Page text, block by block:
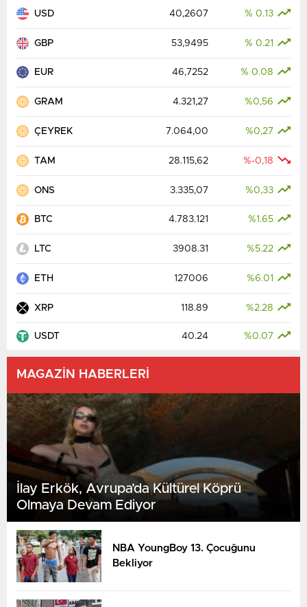
USD 40,2607 % 0.13
GBP 53,9495 % 0.21
EUR 46,7252 % 0.08
GRAM 4.321,27 %0,56
ÇEYREK 7.064,00 %0,27
TAM 28.115,62 %-0,18
ONS 3.335,07 %0,33
BTC 4.783.121 %1.65
LTC 3908.31 %5.22
ETH 127006 %6.01
XRP 118.89 %2.28
USDT 40.24 %0.07
MAGAZİN HABERLERİ
İlay Erkök, Avrupa’da Kültürel Köprü
Olmaya Devam Ediyor
NBA YoungBoy 13. Çocuğunu
Bekliyor